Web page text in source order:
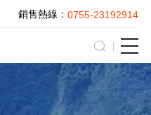
銷售熱線：0755-23192914